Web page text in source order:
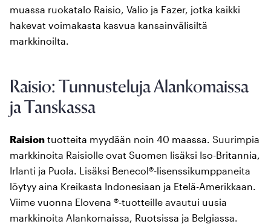
muassa ruokatalo Raisio, Valio ja Fazer, jotka kaikki
hakevat voimakasta kasvua kansainvälisiltä
markkinoilta.
Raisio: Tunnusteluja Alankomaissa
ja Tanskassa
Raision tuotteita myydään noin 40 maassa. Suurimpia
markkinoita Raisiolle ovat Suomen lisäksi Iso-Britannia,
Irlanti ja Puola. Lisäksi Benecol®-lisenssikumppaneita
löytyy aina Kreikasta Indonesiaan ja Etelä-Amerikkaan.
Viime vuonna Elovena ®-tuotteille avautui uusia
markkinoita Alankomaissa, Ruotsissa ja Belgiassa.